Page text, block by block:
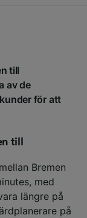
till
av de
för att
till
Bremen
med
längre på
på